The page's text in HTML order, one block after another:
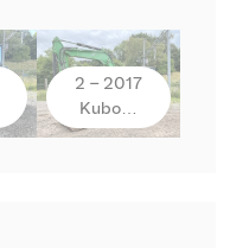
2 - 2017
Kubo…